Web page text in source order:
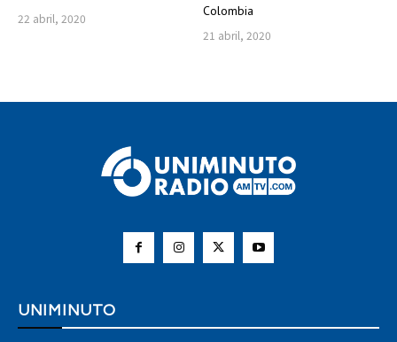
22 abril, 2020
Colombia
21 abril, 2020
UNIMINUTO